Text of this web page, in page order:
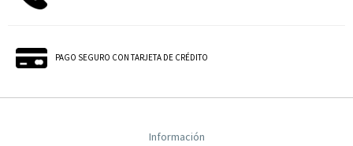
PAGO SEGURO CON TARJETA DE CRÉDITO
Información